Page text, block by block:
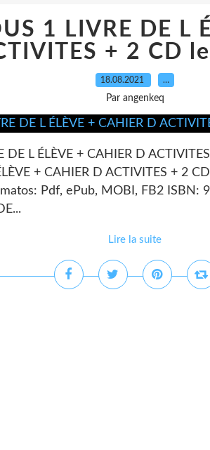
1 LIVRE DE L
+ 2 CD
18.08.2021 …
Par angenkeq
DE L ÉLÈVE + CAHIER D
+ CAHIER D ACTIVITES + 2
Pdf, ePub, MOBI, FB2 ISBN:
Lire la suite